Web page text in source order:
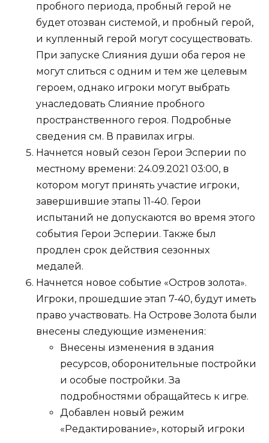
пробного периода, пробный герой не
будет отозван системой, и пробный герой,
и купленный герой могут сосуществовать.
При запуске Слияния души оба героя не
могут слиться с одним и тем же целевым
героем, однако игроки могут выбрать
унаследовать Слияние пробного
пространственного героя. Подробные
сведения см. В правилах игры.
Начнется новый сезон Герои Эсперии по
местному времени: 24.09.2021 03:00, в
котором могут принять участие игроки,
завершившие этапы 11-40. Герои
испытаний не допускаются во время этого
события Герои Эсперии. Также был
продлен срок действия сезонных
медалей.
Начнется новое событие «Остров золота».
Игроки, прошедшие этап 7-40, будут иметь
право участвовать. На Острове Золота были
внесены следующие изменения:
Внесены изменения в здания
ресурсов, оборонительные постройки
и особые постройки. За
подробностями обращайтесь к игре.
Добавлен новый режим
«Редактирование», который игроки